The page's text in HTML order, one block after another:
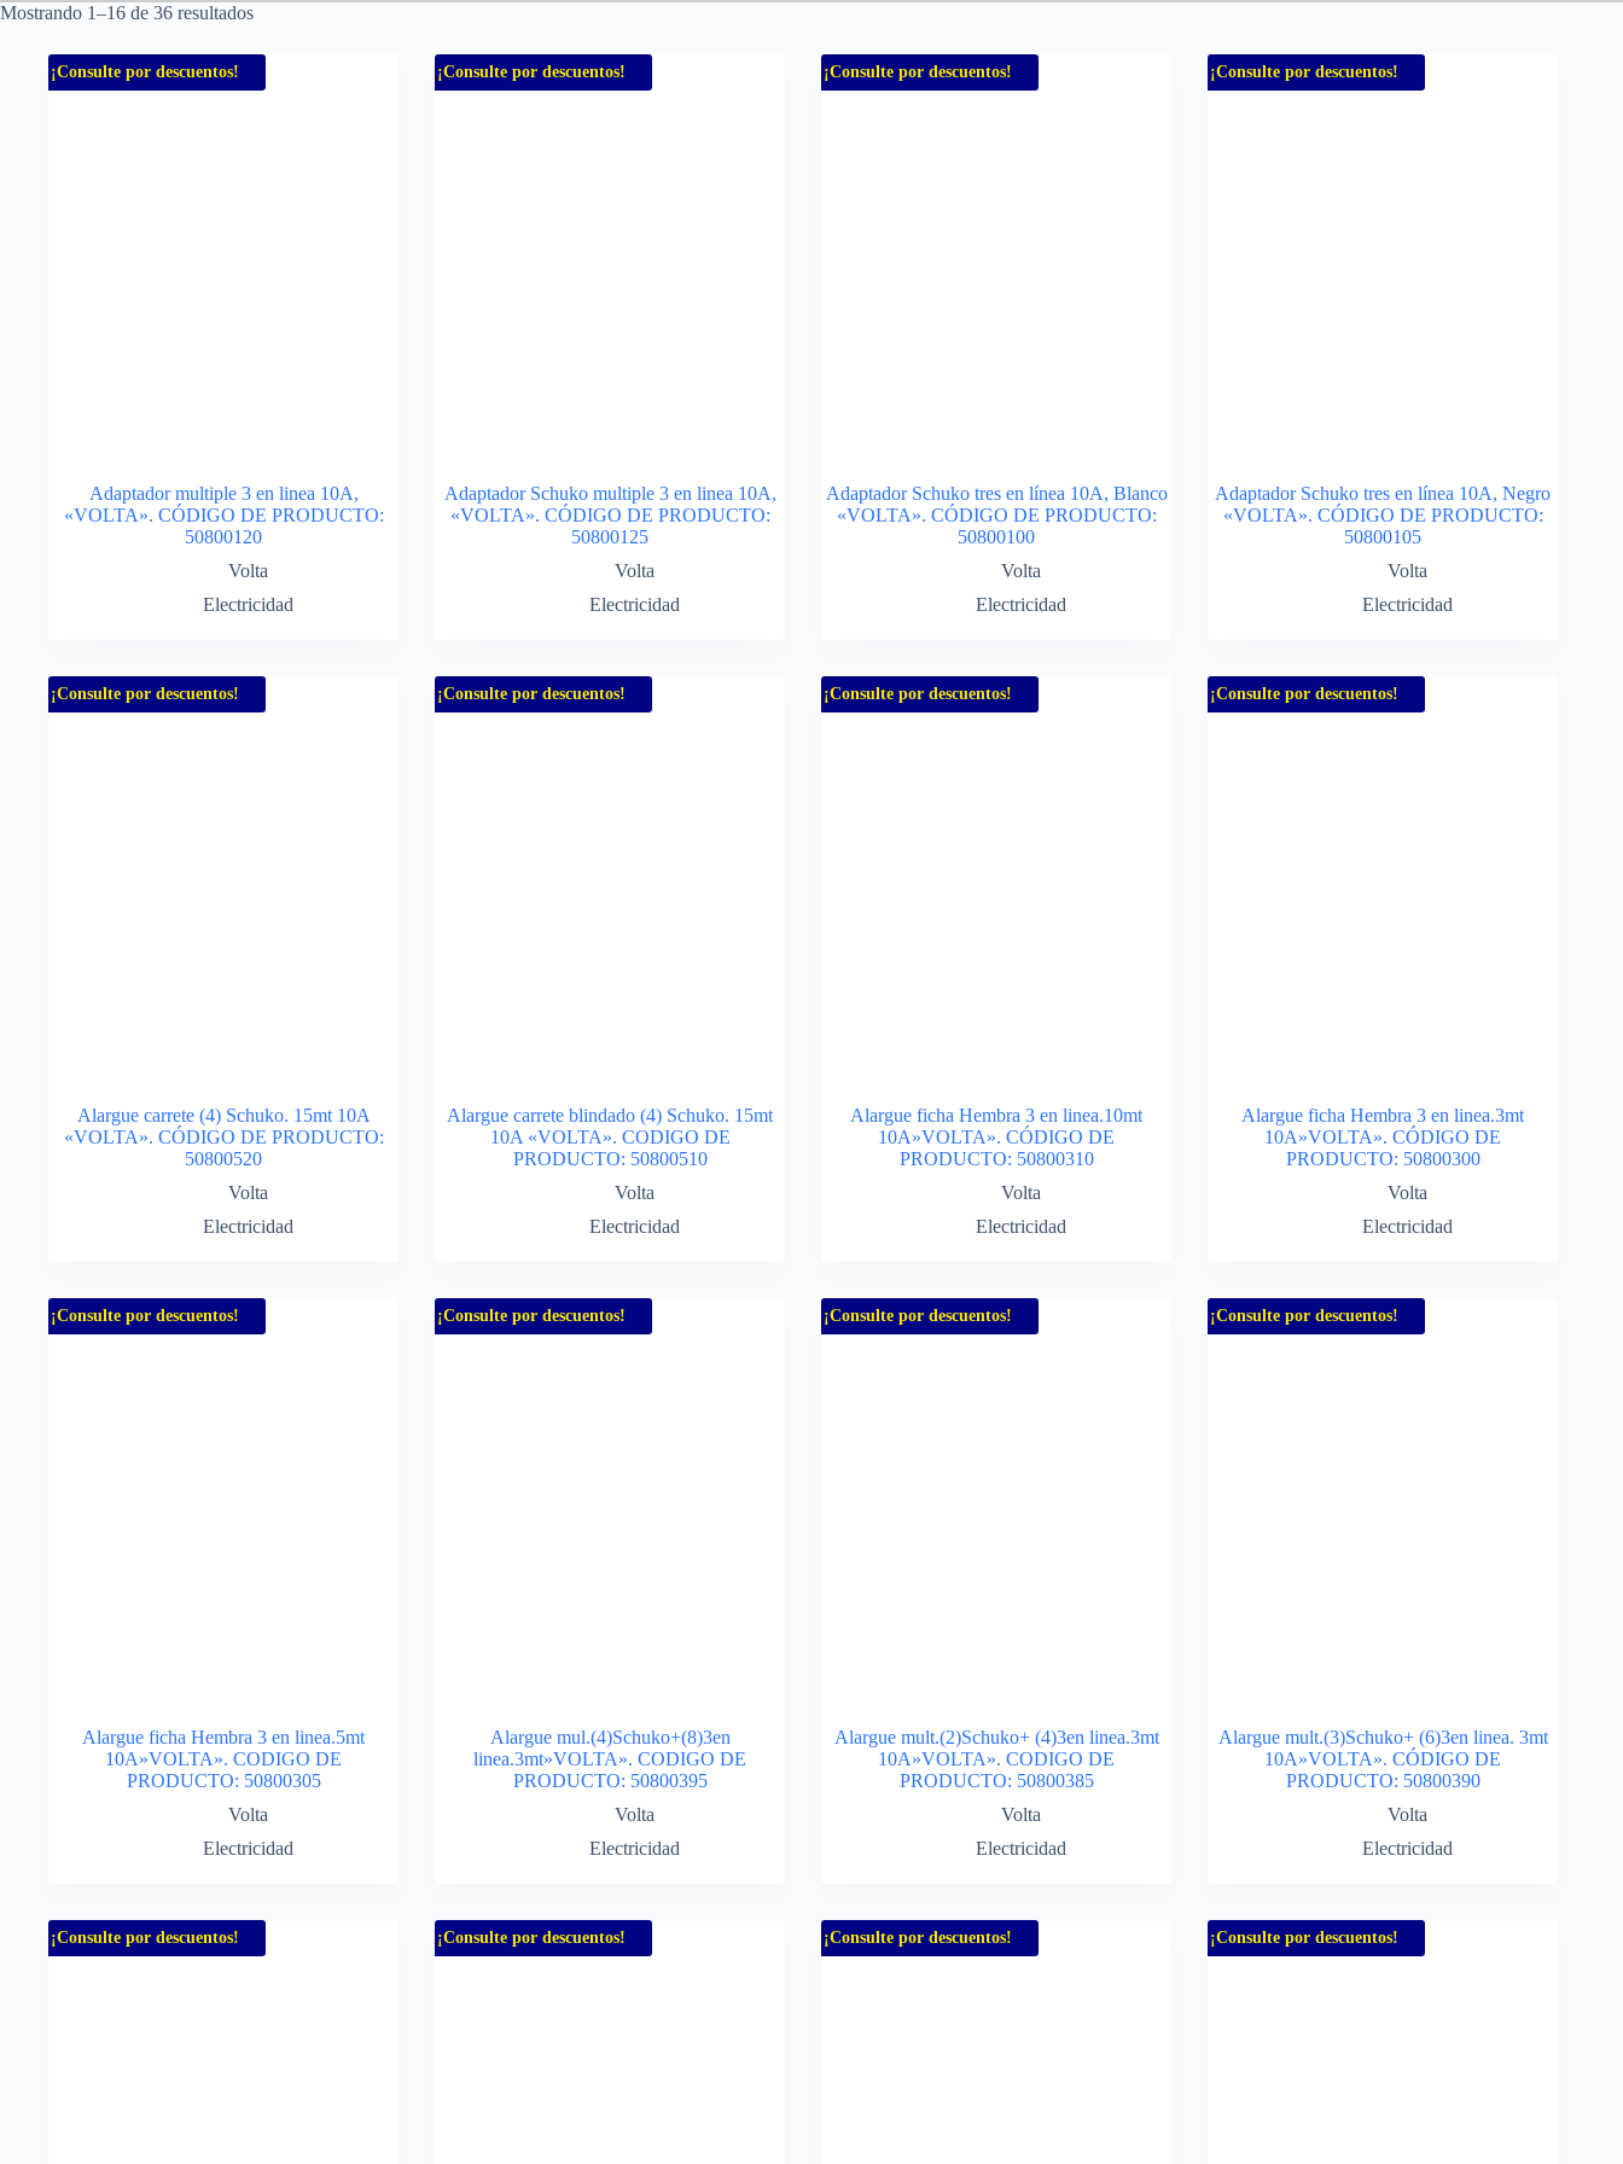
Mostrando 1–16 de 36 resultados
¡Consulte por descuentos!
Adaptador multiple 3 en linea 10A,
«VOLTA». CÓDIGO DE PRODUCTO:
50800120
Volta
Electricidad
¡Consulte por descuentos!
Adaptador Schuko multiple 3 en linea 10A,
«VOLTA». CÓDIGO DE PRODUCTO:
50800125
Volta
Electricidad
¡Consulte por descuentos!
Adaptador Schuko tres en línea 10A, Blanco
«VOLTA». CÓDIGO DE PRODUCTO:
50800100
Volta
Electricidad
¡Consulte por descuentos!
Adaptador Schuko tres en línea 10A, Negro
«VOLTA». CÓDIGO DE PRODUCTO:
50800105
Volta
Electricidad
¡Consulte por descuentos!
Alargue carrete (4) Schuko. 15mt 10A
«VOLTA». CÓDIGO DE PRODUCTO:
50800520
Volta
Electricidad
¡Consulte por descuentos!
Alargue carrete blindado (4) Schuko. 15mt
10A «VOLTA». CODIGO DE
PRODUCTO: 50800510
Volta
Electricidad
¡Consulte por descuentos!
Alargue ficha Hembra 3 en linea.10mt
10A»VOLTA». CÓDIGO DE
PRODUCTO: 50800310
Volta
Electricidad
¡Consulte por descuentos!
Alargue ficha Hembra 3 en linea.3mt
10A»VOLTA». CÓDIGO DE
PRODUCTO: 50800300
Volta
Electricidad
¡Consulte por descuentos!
Alargue ficha Hembra 3 en linea.5mt
10A»VOLTA». CODIGO DE
PRODUCTO: 50800305
Volta
Electricidad
¡Consulte por descuentos!
Alargue mul.(4)Schuko+(8)3en
linea.3mt»VOLTA». CODIGO DE
PRODUCTO: 50800395
Volta
Electricidad
¡Consulte por descuentos!
Alargue mult.(2)Schuko+ (4)3en linea.3mt
10A»VOLTA». CODIGO DE
PRODUCTO: 50800385
Volta
Electricidad
¡Consulte por descuentos!
Alargue mult.(3)Schuko+ (6)3en linea. 3mt
10A»VOLTA». CÓDIGO DE
PRODUCTO: 50800390
Volta
Electricidad
¡Consulte por descuentos! ¡Consulte por descuentos! ¡Consulte por descuentos! ¡Consulte por descuentos!